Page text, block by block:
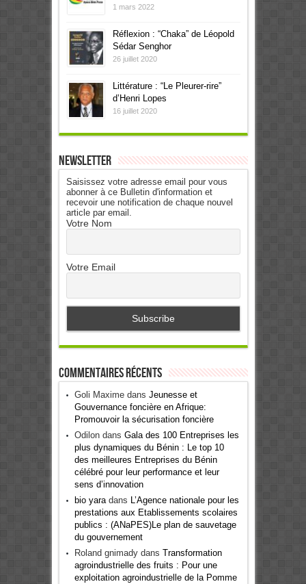
1 mars 2022
Réflexion : “Chaka” de Léopold
Sédar Senghor
26 juillet 2020
Littérature : “Le Pleurer-rire”
d’Henri Lopes
16 juillet 2020
Newsletter
Saisissez votre adresse email pour vous
abonner à ce Bulletin d'information et
recevoir une notification de chaque nouvel
article par email.
Votre Nom
Votre Email
Commentaires récents
Goli Maximedans Jeunesse et
Gouvernance foncière en Afrique:
Promouvoir la sécurisation foncière
Odilondans Gala des 100 Entreprises les
plus dynamiques du Bénin : Le top 10
des meilleures Entreprises du Bénin
célébré pour leur performance et leur
sens d’innovation
bio yaradans L’Agence nationale pour les
prestations aux Etablissements scolaires
publics : (ANaPES)Le plan de sauvetage
du gouvernement
Roland gnimadydans Transformation
agroindustrielle des fruits : Pour une
exploitation agroindustrielle de la Pomme